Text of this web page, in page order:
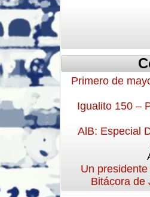
Primero de
Igualito 150 –
AlB: Especial
Un
Bitácora de